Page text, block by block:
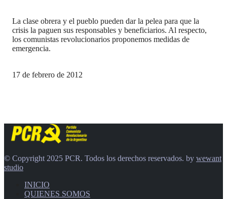
La clase obrera y el pueblo pueden dar la pelea para que la
crisis la paguen sus responsables y beneficiarios. Al respecto,
los comunistas revolucionarios proponemos medidas de
emergencia.
17 de febrero de 2012
© Copyright 2025 PCR. Todos los derechos reservados. by wewant
studio
INICIO
QUIENES SOMOS